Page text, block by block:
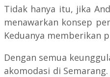
Tidak hanya itu, jika
menawarkan konsep
Keduanya memberikan
Dengan semua
akomodasi di